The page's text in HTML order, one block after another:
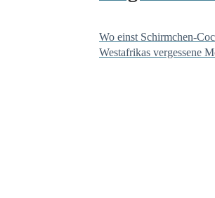
Wo einst Schirmchen-
Westafrikas vergessene